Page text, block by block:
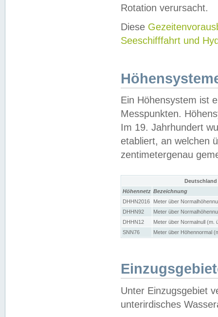
Rotation verursacht.
Diese
Seeschifffahrt und
Ein Höhensystem ist
Messpunkten.
Im 19. Jahrhundert
etabliert, an welchen
zentimetergenau
Höhennetz Bezeichnung
DHHN2016
Meter über
DHHN92
Meter über
DHHN12
Meter über Normalnull (m.
SNN76
Meter über Höhennormal
Unter Einzugsgebiet
unterirdisches